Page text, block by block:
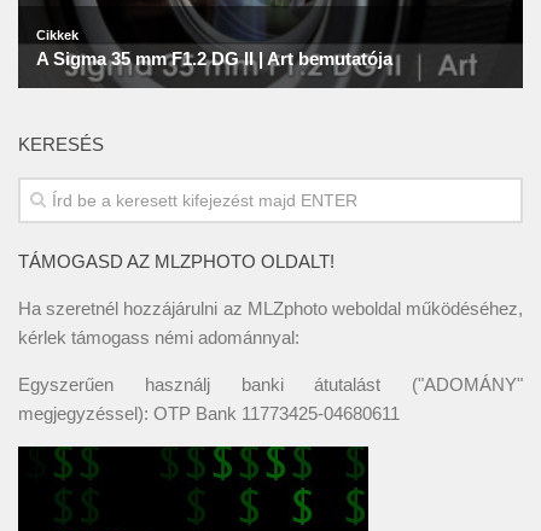
KERESÉS
TÁMOGASD AZ MLZPHOTO OLDALT!
Ha szeretnél hozzájárulni az MLZphoto weboldal működéséhez,
kérlek támogass némi adománnyal:
Egyszerűen használj banki átutalást ("ADOMÁNY"
megjegyzéssel): OTP Bank 11773425-04680611